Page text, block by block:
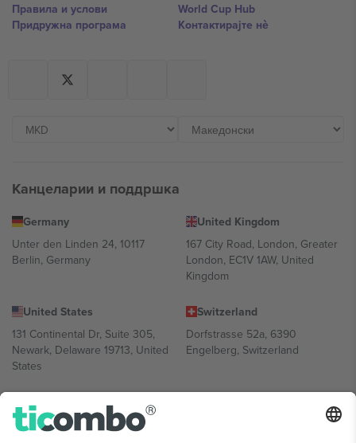
Правила и услови
Придружна програма
World Cup Hub
Контактирајте нѐ
Канцеларии и поддршка
Germany
Unter den Linden 24, 10117
Berlin, Germany
United Kingdom
167 City Road, London, Greater
London, EC1V 1AW, United
Kingdom
United States
131 Continental Dr, Suite 305,
Newark, Delaware 19713, United
States
Switzerland
Dorfstrasse 52a, 6390
Engelberg, Switzerland
Bulgaria
Regus Sofia City West, bul
UAE Dubai Silicon Oasis, DDP